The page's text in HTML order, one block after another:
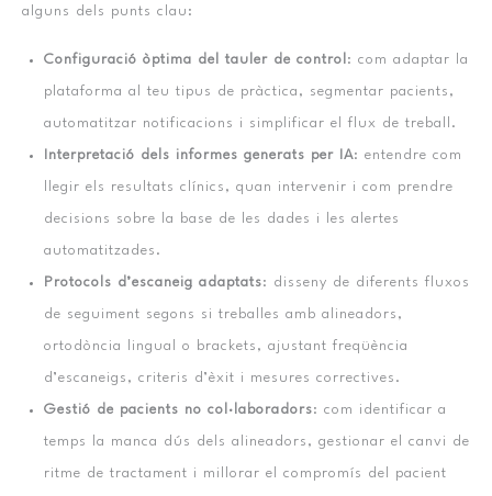
alguns dels punts clau:
Configuració òptima del tauler de control : com adaptar la
plataforma al teu tipus de pràctica, segmentar pacients,
automatitzar notificacions i simplificar el flux de treball.
Interpretació dels informes generats per IA: entendre com
llegir els resultats clínics, quan intervenir i com prendre
decisions sobre la base de les dades i les alertes
automatitzades.
Protocols d’escaneig adaptats: disseny de diferents fluxos
de seguiment segons si treballes amb alineadors,
ortodòncia lingual o brackets, ajustant freqüència
d’escaneigs, criteris d’èxit i mesures correctives.
Gestió de pacients no col·laboradors: com identificar a
temps la manca dús dels alineadors, gestionar el canvi de
ritme de tractament i millorar el compromís del pacient